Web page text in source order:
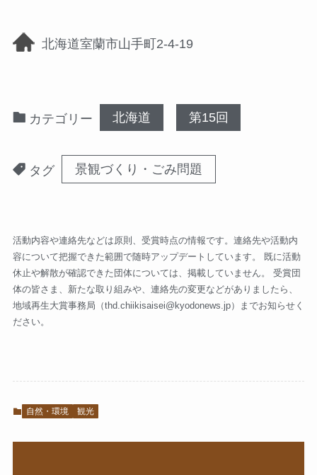
北海道室蘭市山手町2-4-19
カテゴリー 北海道 第15回
タグ 景観づくり・ごみ問題
活動内容や連絡先などは原則、受賞時点の情報です。連絡先や活動内
容について把握できた範囲で随時アップデートしています。 既に活動
休止や解散が確認できた団体については、掲載していません。 受賞団
体の皆さま、新たな取り組みや、連絡先の変更などがありましたら、
地域再生大賞事務局（thd.chiikisaisei@kyodonews.jp）までお知らせく
ださい。
自然・環境 観光